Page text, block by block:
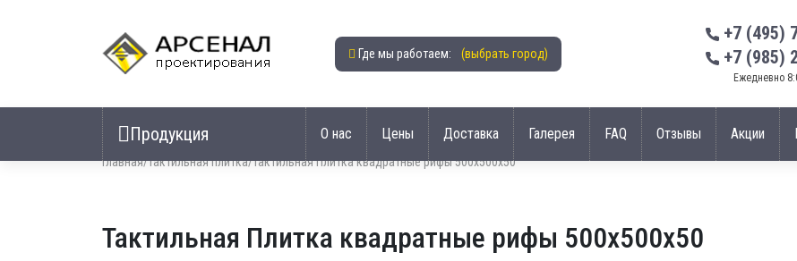
Где мы работаем: (выбрать город)
+7 (495)
+7 (985)
Ежедневно
Продукция О нас Цены Доставка Галерея FAQ Отзывы Акции
Главная/Тактильная плитка/Тактильная Плитка квадратные рифы 500х500х50
Тактильная Плитка квадратные рифы 500х500х50